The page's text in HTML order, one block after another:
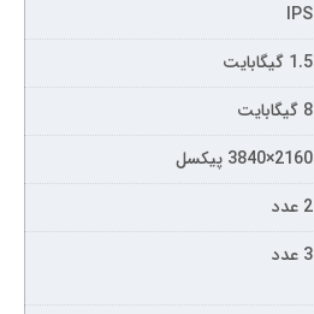
IPS
1.5 گیگابایت
8 گیگابایت
2160×3840 پیکسل
2 عدد
3 عدد